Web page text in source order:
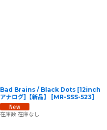
Bad Brains / Black Dots [12inch
アナログ]【新品】
[MR-SSS-523]
在庫数 在庫なし